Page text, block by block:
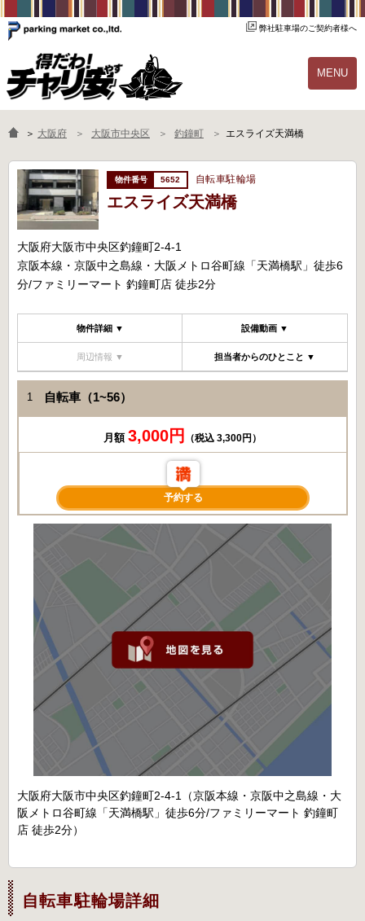
弊社駐車場のご契約者様へ
MENU
物件一覧 ご契約の流れ
よくあるご質問 駐輪場オーナー様へ
＞ 大阪府 大阪市中央区 釣鐘町 エスライズ天満橋
5652 自転車駐輪場
エスライズ天満橋
大阪府大阪市中央区釣鐘町2-4-1
京阪本線・京阪中之島線・大阪メトロ谷町線「天満橋駅」徒歩6
分/ファミリーマート 釣鐘町店 徒歩2分
物件詳細 ▼ 設備動画 ▼
周辺情報 ▼ 担当者からのひとこと ▼
1 自転車（1~56）
月額 3,000円 （税込 3,300円）
予約する
大阪府大阪市中央区釣鐘町2-4-1（京阪本線・京阪中之島線・大
阪メトロ谷町線「天満橋駅」徒歩6分/ファミリーマート 釣鐘町
店 徒歩2分）
自転車駐輪場詳細